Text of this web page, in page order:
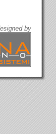
by